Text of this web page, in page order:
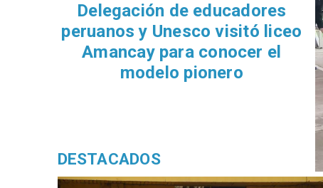
Delegación de educadores
peruanos y Unesco visitó liceo
Amancay para conocer el
modelo pionero
DESTACADOS